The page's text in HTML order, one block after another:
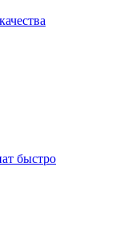
быстро